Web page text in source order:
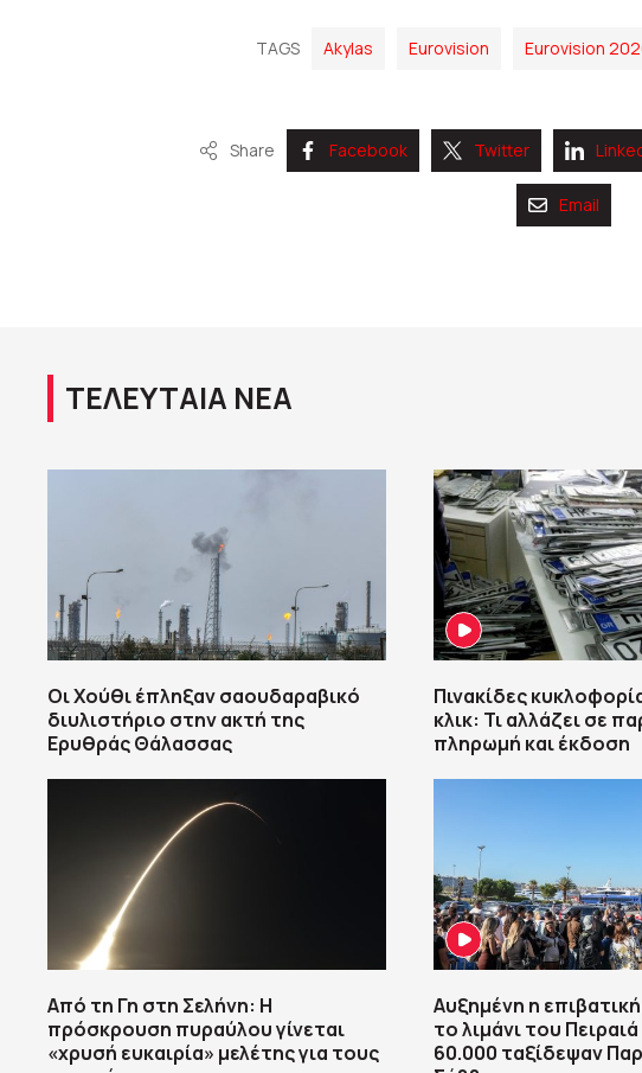
TAGS Akylas Eurovision Eurovision
Share Facebook Twitter
Email
ΤΕΛΕΥΤΑΙΑ ΝΕΑ
Οι Χούθι έπληξαν σαουδαραβικό
διυλιστήριο στην ακτή της
Ερυθράς Θάλασσας
Από τη Γη στη Σελήνη: Η
πρόσκρουση πυραύλου γίνεται
«χρυσή ευκαιρία» μελέτης για τους
Πινακίδες
κλικ: Τι αλλάζει σε
πληρωμή και έκδοση
Αυξημένη η
το λιμάνι του
60.000 ταξίδεψαν